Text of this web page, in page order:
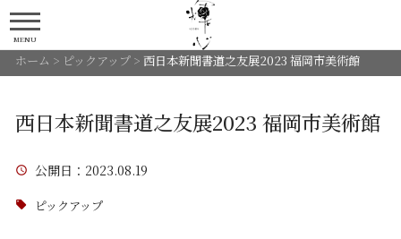
MENU
ホーム > ピックアップ> 西日本新聞書道之友展2023 福岡市美術館
西日本新聞書道之友展2023 福岡市美術館
公開日 ：2023.08.19
ピックアップ